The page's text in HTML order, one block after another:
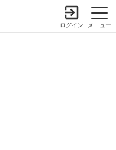
メニュー
ログイン